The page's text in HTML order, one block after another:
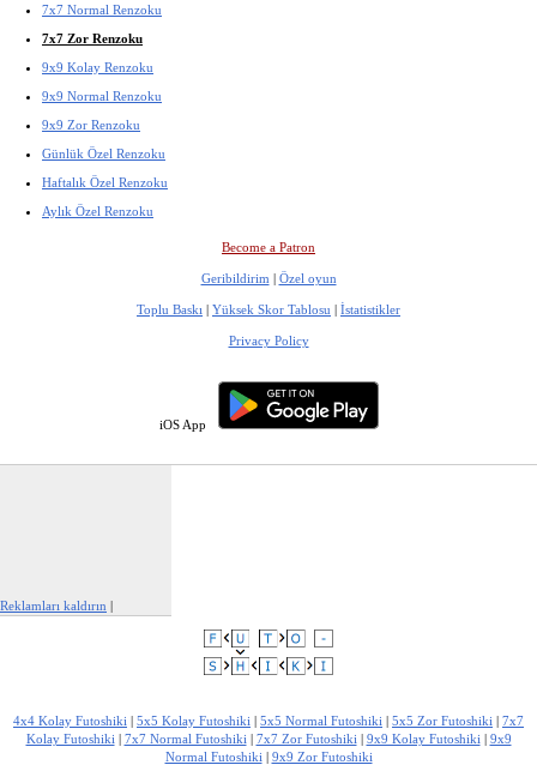
7x7 Normal Renzoku
7x7 Zor Renzoku
9x9 Kolay Renzoku
9x9 Normal Renzoku
9x9 Zor Renzoku
Günlük Özel Renzoku
Haftalık Özel Renzoku
Aylık Özel Renzoku
Become a Patron
Geribildirim | Özel oyun
Toplu Baskı | Yüksek Skor Tablosu | İstatistikler
Privacy Policy
iOS App
Reklamları kaldırın |
4x4 Kolay Futoshiki | 5x5 Kolay Futoshiki | 5x5 Normal Futoshiki | 5x5 Zor Futoshiki | 7x7
Kolay Futoshiki | 7x7 Normal Futoshiki | 7x7 Zor Futoshiki | 9x9 Kolay Futoshiki | 9x9
Normal Futoshiki | 9x9 Zor Futoshiki